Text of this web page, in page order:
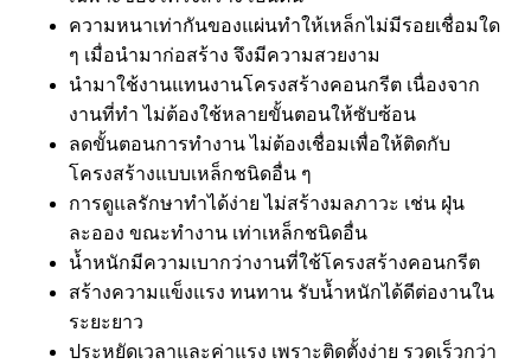
ความหนาเท่ากันของแผ่นทำให้เหล็กไม่มีรอยเชื่อมใด
ๆ เมื่อนำมาก่อสร้าง จึงมีความสวยงาม
นำมาใช้งานแทนงานโครงสร้างคอนกรีต เนื่องจาก
งานที่ทำ ไม่ต้องใช้หลายขั้นตอนให้ซับซ้อน
ลดขั้นตอนการทำงาน ไม่ต้องเชื่อมเพื่อให้ติดกับ
โครงสร้างแบบเหล็กชนิดอื่น ๆ
การดูแลรักษาทำได้ง่าย ไม่สร้างมลภาวะ เช่น ฝุ่น
ละออง ขณะทำงาน เท่าเหล็กชนิดอื่น
น้ำหนักมีความเบากว่างานที่ใช้โครงสร้างคอนกรีต
สร้างความแข็งแรง ทนทาน รับน้ำหนักได้ดีต่องานใน
ระยะยาว
ประหยัดเวลาและค่าแรง เพราะติดตั้งง่าย รวดเร็วกว่า